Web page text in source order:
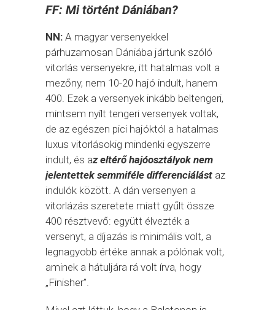
FF: Mi történt Dániában?
NN: A magyar versenyekkel
párhuzamosan Dániába jártunk szóló
vitorlás versenyekre, itt hatalmas volt a
mezőny, nem 10-20 hajó indult, hanem
400. Ezek a versenyek inkább beltengeri,
mintsem nyílt tengeri versenyek voltak,
de az egészen pici hajóktól a hatalmas
luxus vitorlásokig mindenki egyszerre
indult, és az eltérő hajóosztályok nem
jelentettek semmiféle differenciálást az
indulók között. A dán versenyen a
vitorlázás szeretete miatt gyűlt össze
400 résztvevő: együtt élvezték a
versenyt, a díjazás is minimális volt, a
legnagyobb értéke annak a pólónak volt,
aminek a hátuljára rá volt írva, hogy
„Finisher”.